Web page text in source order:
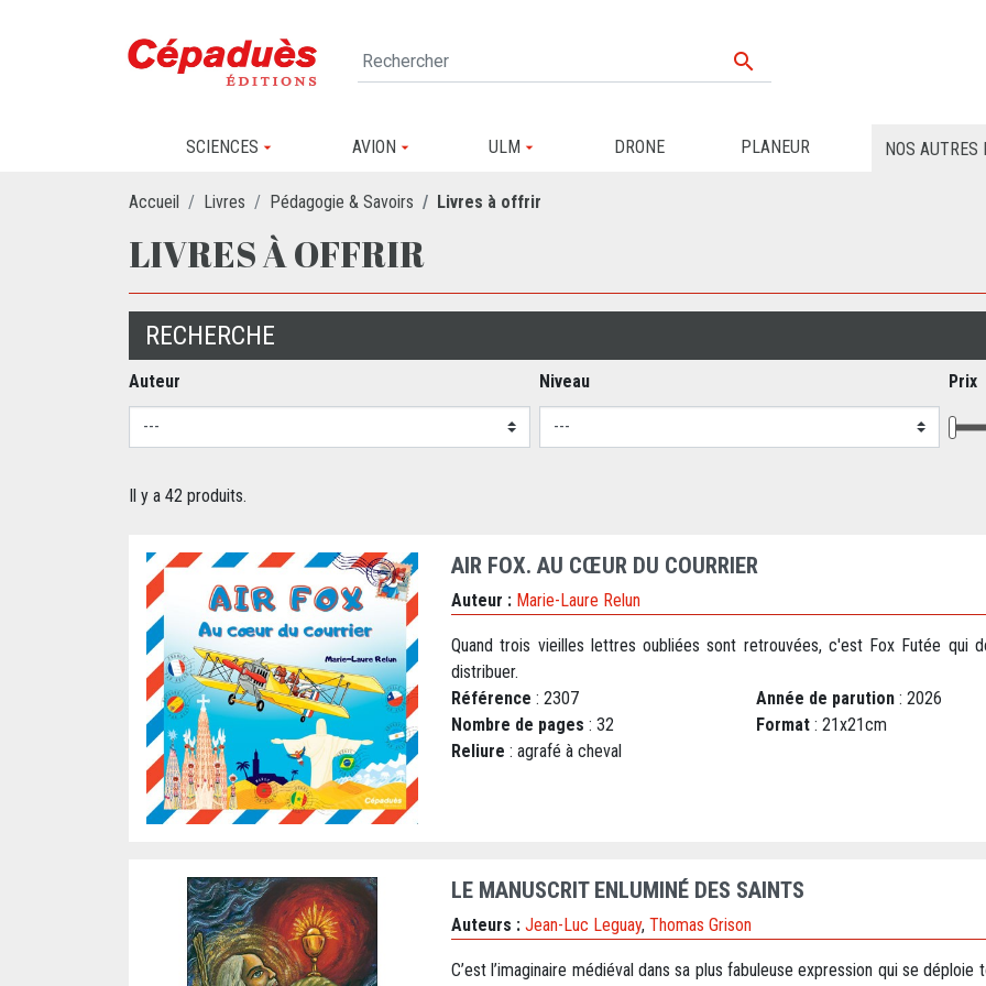

SCIENCES AVION ULM DRONE PLANEUR NOS AUTRES
Accueil Livres Pédagogie & Savoirs Livres à offrir
LIVRES À OFFRIR
RECHERCHE
Auteur Niveau Prix
Il y a 42 produits.
AIR FOX. AU CŒUR DU COURRIER
Auteur : Marie-Laure Relun
Quand trois vieilles lettres oubliées sont retrouvées, c'est Fox Futée qui
distribuer.
Référence : 2307 Année de parution : 2026
Nombre de pages : 32 Format : 21x21cm
Reliure : agrafé à cheval
LE MANUSCRIT ENLUMINÉ DES SAINTS
Auteurs : Jean-Luc Leguay, Thomas Grison
C’est l’imaginaire médiéval dans sa plus fabuleuse expression qui se déploie